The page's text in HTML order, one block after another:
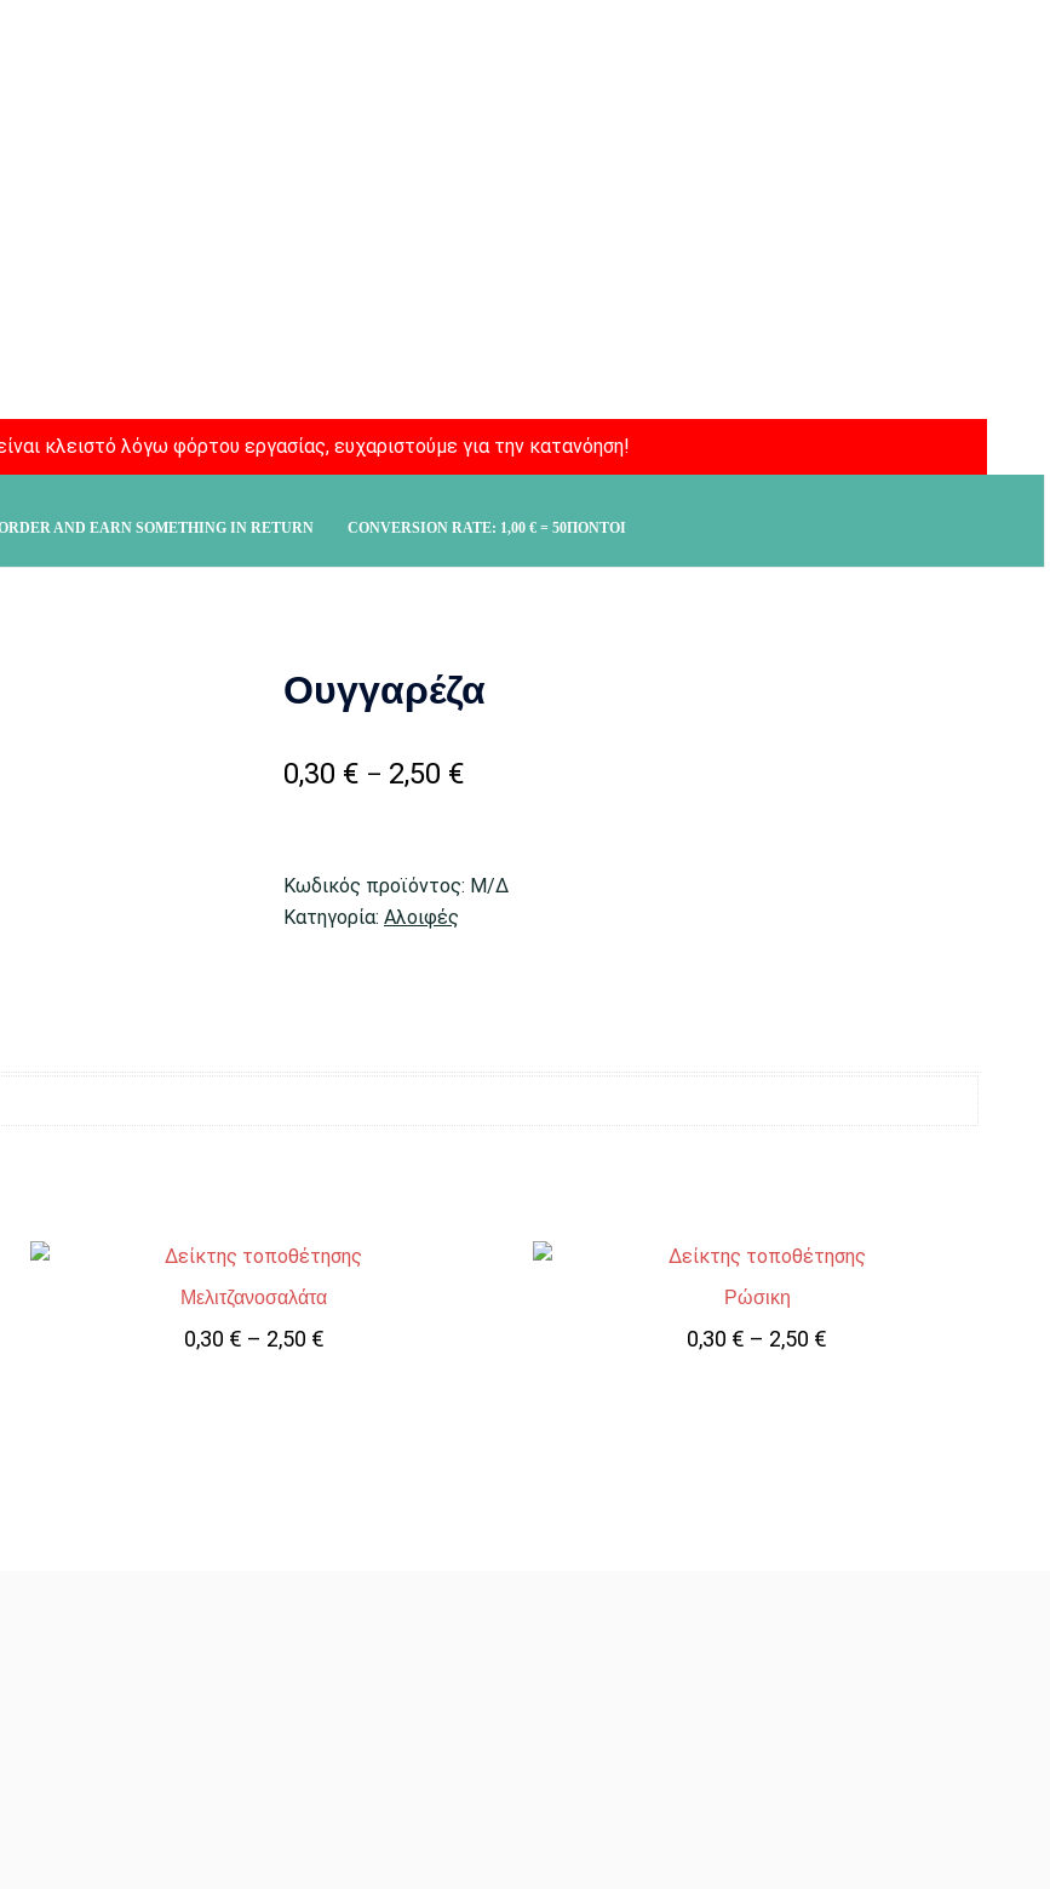
κλειστό λόγω φόρτου εργασίας, ευχαριστούμε για την κατανόηση!
AND EARN SOMETHING IN RETURN CONVERSION RATE: 1,00 € = 50ΠΌΝΤΟΙ
Ουγγαρέζα
0,30 € – 2,50 €
Κωδικός προϊόντος: Μ/Δ
Κατηγορία: Αλοιφές
Μελιτζανοσαλάτα
0,30 € – 2,50 €
Ρώσικη
0,30 € – 2,50 €